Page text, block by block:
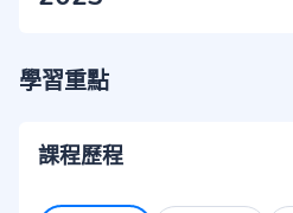
學習重點
課程歷程